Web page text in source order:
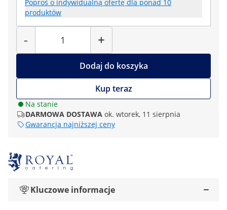
Poproś o indywidualną ofertę dla ponad 10
produktów
-
Liczba
+
Dodaj do koszyka
Kup teraz
Na stanie
DARMOWA DOSTAWA ok. wtorek, 11 sierpnia
Gwarancja najniższej ceny
Kluczowe informacje